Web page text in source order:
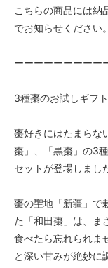
こちらの商品には納
でお知らせください。
ーーーーーーーーー
3種棗のお試しギフ
棗好きにはたまらな
棗」、「黒棗」の3
セットが登場しまし
棗の聖地「新疆」で
た「和田棗」は、ま
食べたら忘れられま
と深い甘みが絶妙に